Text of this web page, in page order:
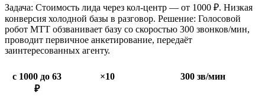
Задача: Стоимость лида через кол-центр — от 1000 ₽. Низкая
конверсия холодной базы в разговор. Решение: Голосовой
робот МТТ обзванивает базу со скоростью 300 звонков/мин,
проводит первичное анкетирование, передаёт
заинтересованных агенту.
с 1000 до 63
₽
×10 300 зв/мин